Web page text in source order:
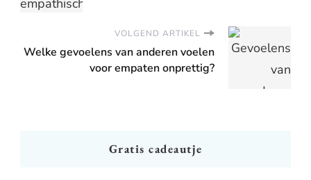
VOLGEND ARTIKEL
Welke gevoelens van anderen voelen
voor empaten onprettig?
Gratis cadeautje